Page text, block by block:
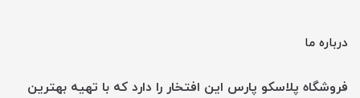
درباره ما
فروشگاه پلاسکو پارس این افتخار را دارد که با تهیه بهترین